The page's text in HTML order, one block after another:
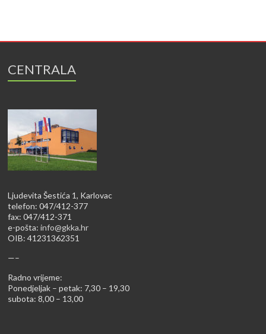
CENTRALA
Ljudevita Šestića 1, Karlovac
telefon: 047/412-377
fax: 047/412-371
e-pošta:info@gkka.hr
OIB: 41231362351
—–
Radno vrijeme:
Ponedjeljak – petak: 7,30 – 19,30
subota: 8,00 – 13,00